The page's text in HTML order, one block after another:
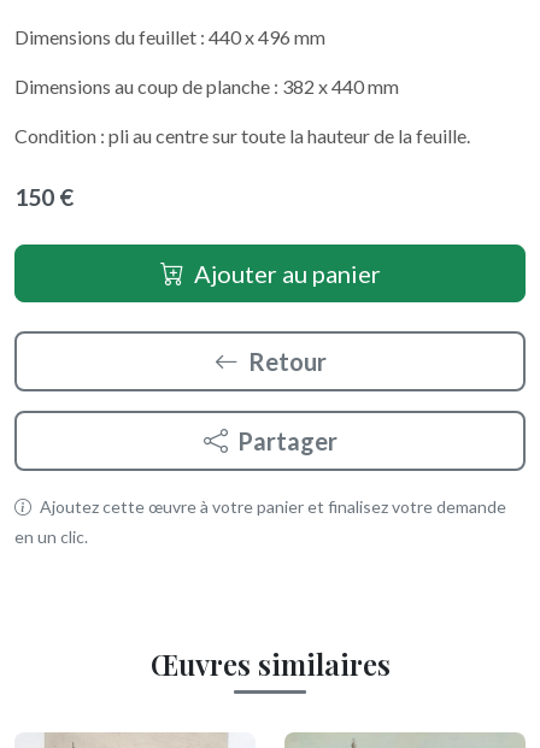
Dimensions du feuillet : 440 x 496 mm
Dimensions au coup de planche : 382 x 440 mm
Condition : pli au centre sur toute la hauteur de la feuille.
150 €
Ajouter au panier
Retour
Partager
Ajoutez cette œuvre à votre panier et finalisez votre demande
en un clic.
Œuvres similaires